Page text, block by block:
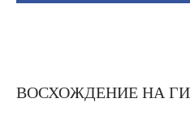
ВОСХОЖДЕНИЕ НА